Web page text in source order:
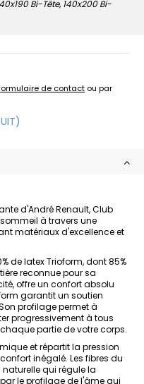
Bi-Tête, 140x200 Bi-
de contact ou par
d'André Renault, Club
à travers une
matériaux d'excellence et
de latex Trioform, dont 85%
reconnue pour sa
offre un confort absolu
garantit un soutien
profilage permet à
progressivement à tous
partie de votre corps.
et répartit la pression
inégalé. Les fibres du
qui régule la
le profilage de l'âme qui